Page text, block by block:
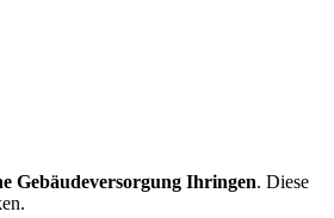
Gebäudeversorgung Ihringen. Diese